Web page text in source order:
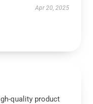
Apr 20, 2025
quality product